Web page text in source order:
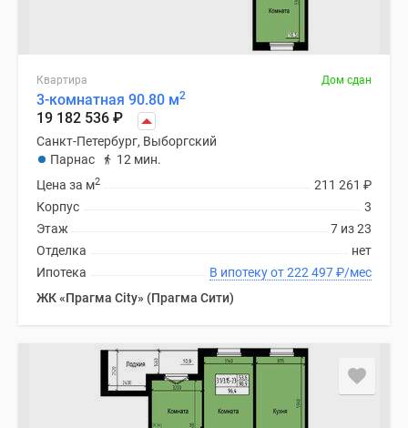
Квартира Дом сдан
3-комнатная 90.80 м2
19 182 536 ₽
Санкт-Петербург, Выборгский
Парнас
12 мин.
211 261 ₽
Цена за м2
3
Корпус
7 из 23
Этаж
нет
Отделка
В ипотеку от 222 497₽/мес
Ипотека
ЖК «Прагма City» (Прагма Сити)